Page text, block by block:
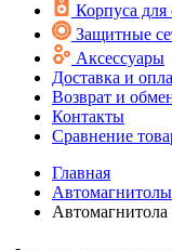
Корпуса для
Защитные
Аксессуары
Доставка и
Возврат и
Контакты
Сравнение
Главная
Автомагнитолы